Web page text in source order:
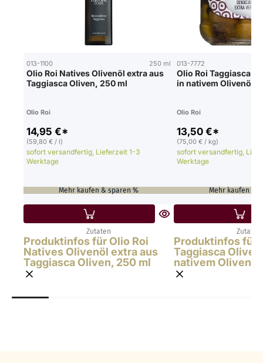
013-1100 250 ml
Olio Roi Natives Olivenöl extra aus
Taggiasca Oliven, 250 ml
Olio Roi
14,95 €*
(59,80 € / l)
sofort versandfertig, Lieferzeit 1-3
Werktage
Mehr kaufen & sparen %
Zutaten
Produktinfos für Olio Roi
Natives Olivenöl extra aus
Taggiasca Oliven, 250 ml
013-7772
Olio Roi Taggiasca
in nativem Olivenöl
Olio Roi
13,50 €*
(75,00 € / kg)
sofort versandfertig,
Werktage
Mehr kaufen &
Zutaten
Produktinfos für
Taggiasca
nativem Olivenöl